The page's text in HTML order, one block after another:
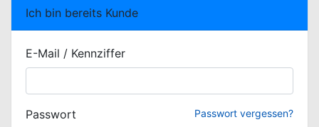
Ich bin bereits Kunde
E-Mail / Kennziffer
Passwort Passwort vergessen?